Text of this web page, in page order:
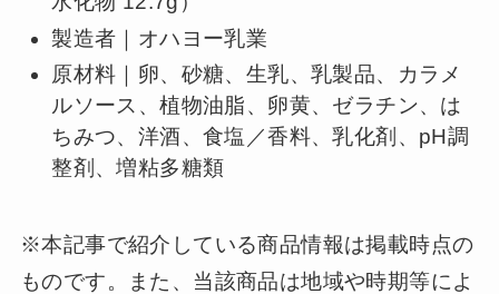
製造者｜オハヨー乳業
原材料｜卵、砂糖、生乳、乳製品、カラメ
ルソース、植物油脂、卵黄、ゼラチン、は
ちみつ、洋酒、食塩／香料、乳化剤、pH調
整剤、増粘多糖類
※本記事で紹介している商品情報は掲載時点の
ものです。また、当該商品は地域や時期等によ